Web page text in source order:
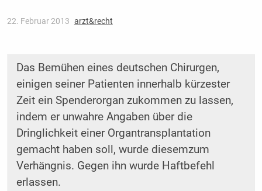
22. Februar 2013 arzt&recht
Das Bemühen eines deutschen Chirurgen,
einigen seiner Patienten innerhalb kürzester
Zeit ein Spender­organ zukommen zu lassen,
indem er unwahre Angaben über die
Dringlichkeit einer Organtransplanta­tion
gemacht haben soll, wurde diesemzum
Verhängnis. Gegen ihn wurde Haftbefehl
erlassen.